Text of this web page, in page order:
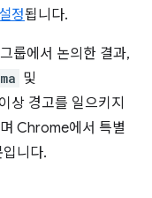
정됩니다.
룹에서 논의한 결과,
및
상 경고를 일으키지
Chrome에서 특별
니다.